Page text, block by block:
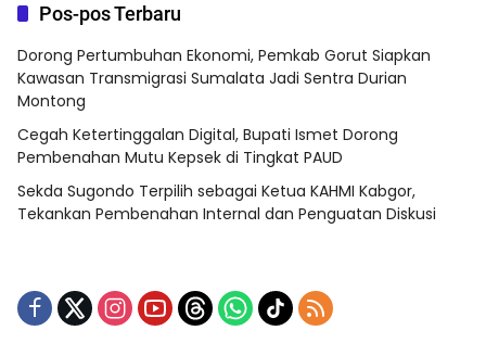
Pos-pos Terbaru
Dorong Pertumbuhan Ekonomi, Pemkab Gorut Siapkan
Kawasan Transmigrasi Sumalata Jadi Sentra Durian
Montong
Cegah Ketertinggalan Digital, Bupati Ismet Dorong
Pembenahan Mutu Kepsek di Tingkat PAUD
Sekda Sugondo Terpilih sebagai Ketua KAHMI Kabgor,
Tekankan Pembenahan Internal dan Penguatan Diskusi